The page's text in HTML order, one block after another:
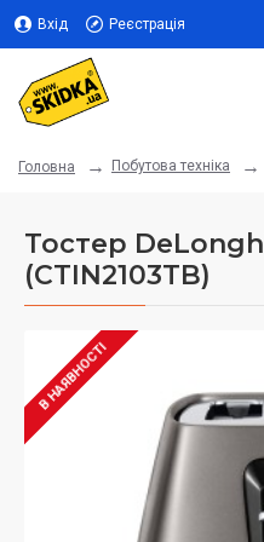
Вхід Реєстрація
Головна Побутова техніка
Тостер
(CTIN2103TB)
В НАЯВНОСТІ